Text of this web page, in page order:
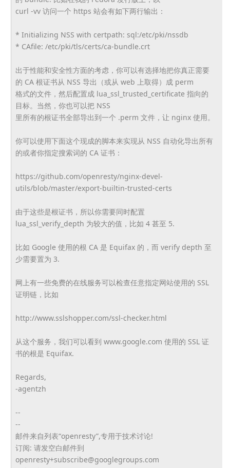
curl -vv 访问一个 https 站会有如下两行输出：
* Initializing NSS with certpath: sql:/etc/pki/nssdb
* CAfile: /etc/pki/tls/certs/ca-bundle.crt
出于性能和安全性方面的考虑，你可以有选择地把你真正需要
的 CA 根证书从 NSS 导出（或从 web 上取得）成 perm
格式的文件，然后配置成 lua_ssl_trusted_certificate 指向的
目标。当然，你也可以把 NSS
里所有的根证书全部导出到一个 .perm 文件，让 nginx 使用。
你可以使用下面这个现成的脚本来实现从 NSS 自动化导出所有
的或者你指定搜索词的 CA 证书：
https://github.com/openresty/nginx-devel-
utils/blob/master/export-builtin-trusted-certs
由于这些是根证书，所以你需要同时配置
lua_ssl_verify_depth 为较大的值，比如 4 甚至 5.
比如 Google 使用的根 CA 是 Equifax 的，而 verify depth 至
少需要置为 3.
网上有一些免费的在线服务可以检查任意指定网站使用的 SSL
证明链，比如
http://www.sslshopper.com/ssl-checker.html
从这个服务，我们可以看到 www.google.com 使用的 SSL 证
书的根是 Equifax.
Regards,
-agentzh
--
--
邮件来自列表“openresty”,专用于技术讨论!
订阅: 请发空白邮件到
openresty+subscribe@googlegroups.com